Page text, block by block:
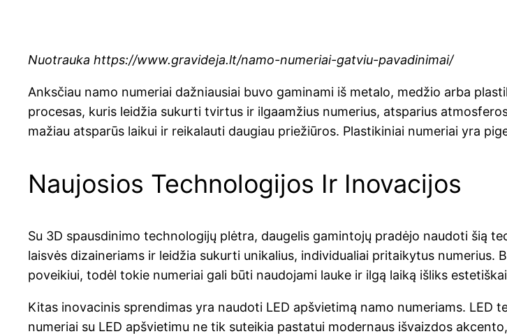
Nuotrauka https://www.gravideja.lt/namo-numeriai-gatviu-pavadinimai/
Anksčiau namo numeriai dažniausiai buvo gaminami iš metalo, medžio arba
procesas, kuris leidžia sukurti tvirtus ir ilgaamžius numerius, atsparius
mažiau atsparūs laikui ir reikalauti daugiau priežiūros. Plastikiniai numeriai yra
Naujosios Technologijos Ir Inovacijos
Su 3D spausdinimo technologijų plėtra, daugelis gamintojų pradėjo naudoti šią
laisvės dizaineriams ir leidžia sukurti unikalius, individualiai pritaikytus
poveikiui, todėl tokie numeriai gali būti naudojami lauke ir ilgą laiką išliks
Kitas inovacinis sprendimas yra naudoti LED apšvietimą namo numeriams.
numeriai su LED apšvietimu ne tik suteikia pastatui modernaus išvaizdos